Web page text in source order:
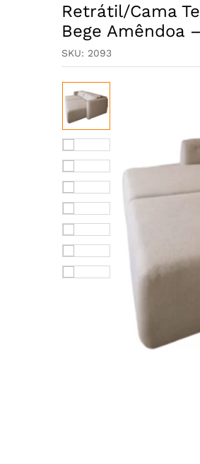
Retrátil/Cama
Bege Amêndoa
SKU: 2093